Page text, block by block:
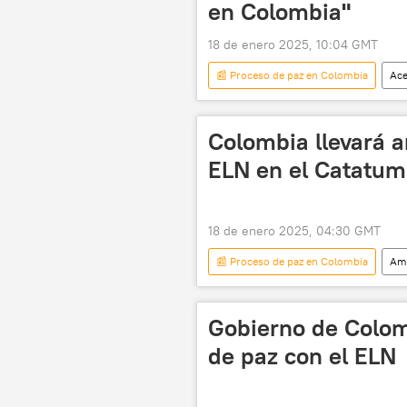
en Colombia"
18 de enero 2025, 10:04 GMT
📰 Proceso de paz en Colombia
Ejército de Liberación Nacional (ELN)
Colombia llevará
ELN en el
18 de enero 2025, 04:30 GMT
📰 Proceso de paz en Colombia
Ejército de Liberación Nacional (ELN)
Gobierno de
de paz con el ELN